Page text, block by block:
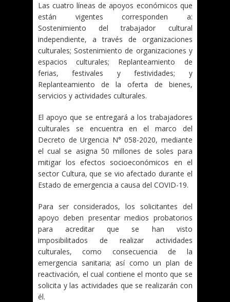
Las cuatro líneas de apoyos económicos que
están vigentes corresponden a:
Sostenimiento del trabajador cultural
independiente, a través de organizaciones
culturales; Sostenimiento de organizaciones y
espacios culturales; Replanteamiento de
ferias, festivales y festividades; y
Replanteamiento de la oferta de bienes,
servicios y actividades culturales.
El apoyo que se entregará a los trabajadores
culturales se encuentra en el marco del
Decreto de Urgencia N° 058-2020, mediante
el cual se asigna 50 millones de soles para
mitigar los efectos socioeconómicos en el
sector Cultura, que se vio afectado durante el
Estado de emergencia a causa del COVID-19.
Para ser considerados, los solicitantes del
apoyo deben presentar medios probatorios
para acreditar que se han visto
imposibilitados de realizar actividades
culturales, como consecuencia de la
emergencia sanitaria; así como un plan de
reactivación, el cual contiene el monto que se
solicita y las actividades que se realizarán con
él.